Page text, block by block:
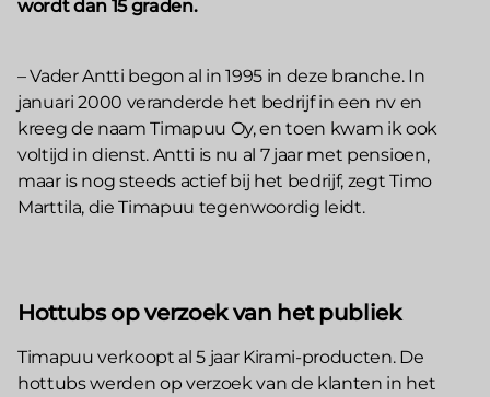
wordt dan 15 graden.
– Vader Antti begon al in 1995 in deze branche. In
januari 2000 veranderde het bedrijf in een nv en
kreeg de naam Timapuu Oy, en toen kwam ik ook
voltijd in dienst. Antti is nu al 7 jaar met pensioen,
maar is nog steeds actief bij het bedrijf, zegt Timo
Marttila, die Timapuu tegenwoordig leidt.
Hottubs op verzoek van het publiek
Timapuu verkoopt al 5 jaar Kirami-producten. De
hottubs werden op verzoek van de klanten in het